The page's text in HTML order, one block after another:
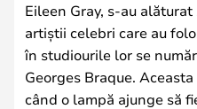
Eileen Gray, s-au
artiștii celebri care au
în studiourile lor se
Georges Braque.
când o lampă ajunge să